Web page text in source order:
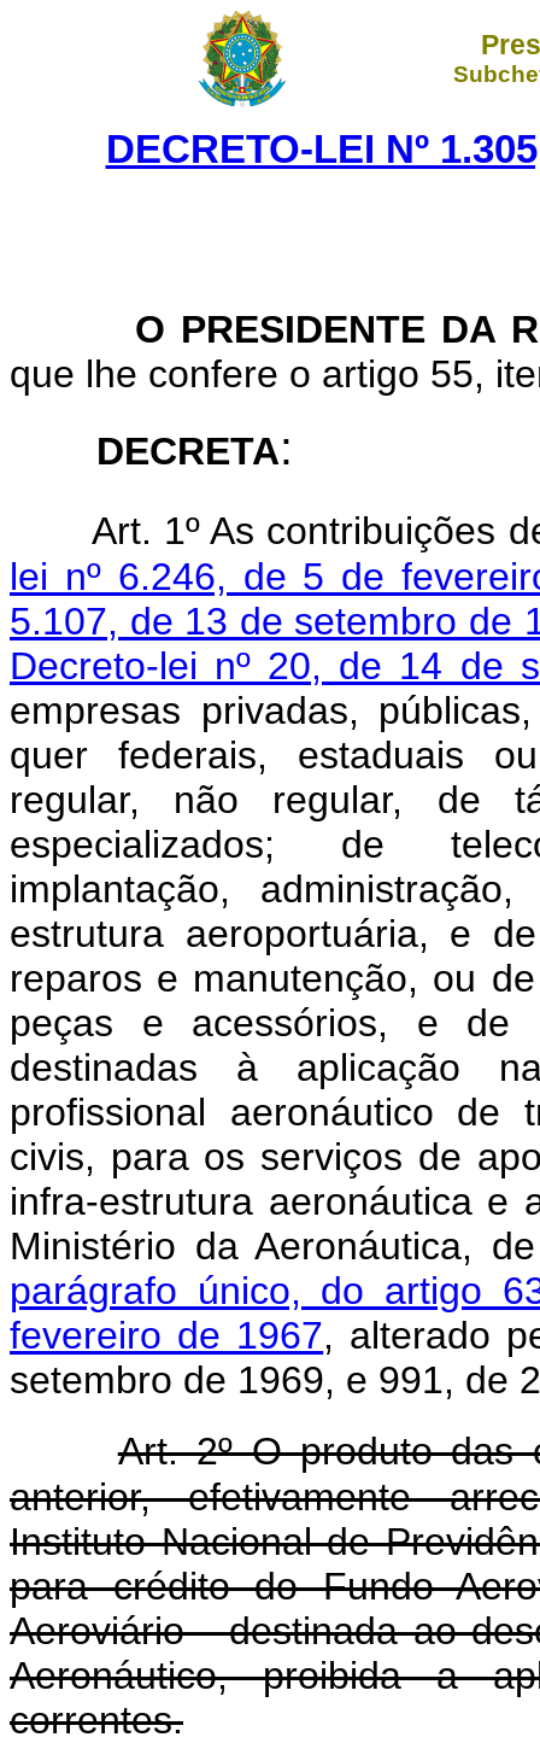
DECRETO-LEI Nº
O PRESIDENTE DA
que lhe confere o artigo 55,
DECRETA:
Art. 1º As contribuições
lei nº 6.246, de 5 de
5.107, de 13 de setembro de
Decreto-lei nº 20, de 14 de
empresas privadas,
quer federais, estaduais
regular, não regular, de
especializados; de
implantação,
estrutura aeroportuária, e
reparos e manutenção, ou
peças e acessórios, e de
destinadas à aplicação
profissional aeronáutico de
civis, para os serviços de
infra-estrutura aeronáutica e
Ministério da Aeronáutica,
parágrafo único, do artigo
fevereiro de 1967, alterado
setembro de 1969, e 991, de
Art. 2º O produto das
anterior, efetivamente
Instituto Nacional de
para crédito do Fundo
Aeroviário - destinada ao
Aeronáutico, proibida a
correntes.